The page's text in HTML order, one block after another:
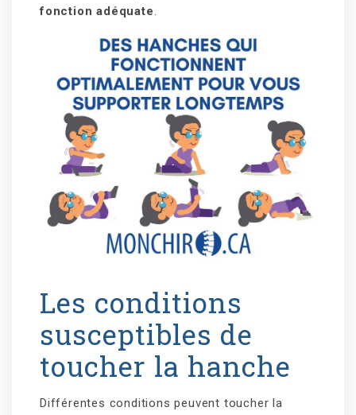
fonction adéquate.
Les conditions
susceptibles de
toucher la hanche
Différentes conditions peuvent toucher la